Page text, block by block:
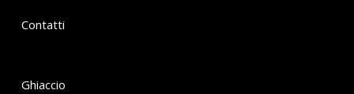
Contatti
Ghiaccio